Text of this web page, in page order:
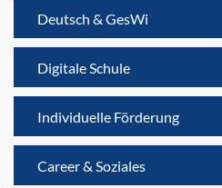
Deutsch & GesWi
Digitale Schule
Individuelle Förderung
Career & Soziales